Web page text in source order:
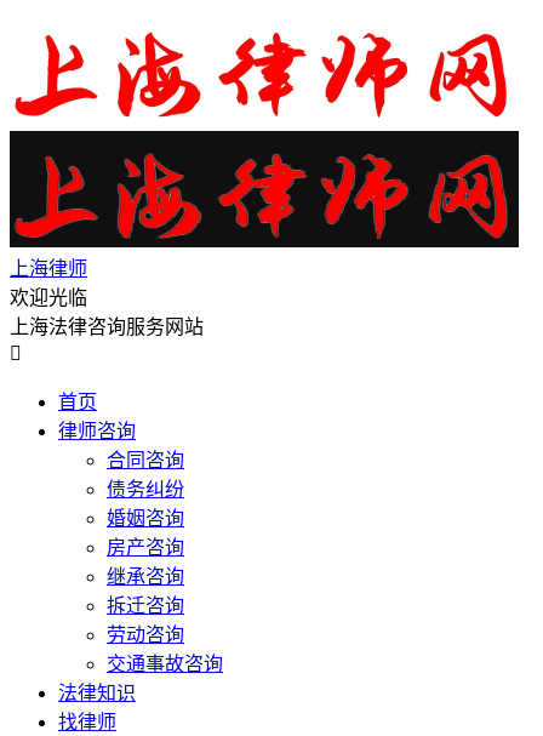
上海律师
欢迎光临
上海法律咨询服务网站

首页
律师咨询
合同咨询
债务纠纷
婚姻咨询
房产咨询
继承咨询
拆迁咨询
劳动咨询
交通事故咨询
法律知识
找律师